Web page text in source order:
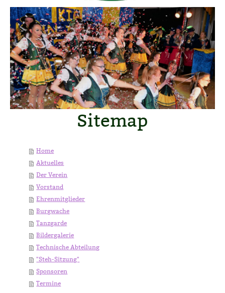
Sitemap
Home
Aktuelles
Der Verein
Vorstand
Ehrenmitglieder
Burgwache
Tanzgarde
Bildergalerie
Technische Abteilung
"Steh-Sitzung"
Sponsoren
Termine